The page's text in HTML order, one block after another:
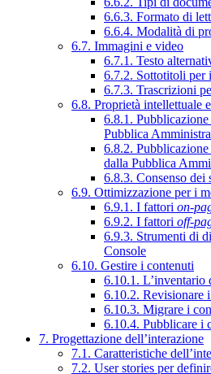
6.6.3. Formato di
6.6.4. Modalità di
6.7. Immagini e video
6.7.1. Testo
6.7.2. Sottotitoli per
6.7.3. Trascrizioni
6.8. Proprietà intellettuale
6.8.1.
Pubblica
6.8.2.
dalla Pubblica
6.8.3. Consenso dei
6.9. Ottimizzazione per i
6.9.1. I fattori on-
6.9.2. I fattori off-
6.9.3. Strumenti di
Console
6.10. Gestire i contenuti
6.10.1. L’inventario
6.10.2. Revisionare
6.10.3. Migrare i
6.10.4. Pubblicare i
7. Progettazione dell’interazione
7.1. Caratteristiche
7.2. User stories per